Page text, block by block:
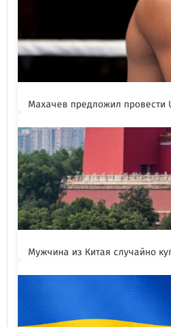
Махачев предложил провести
Мужчина из Китая случайно